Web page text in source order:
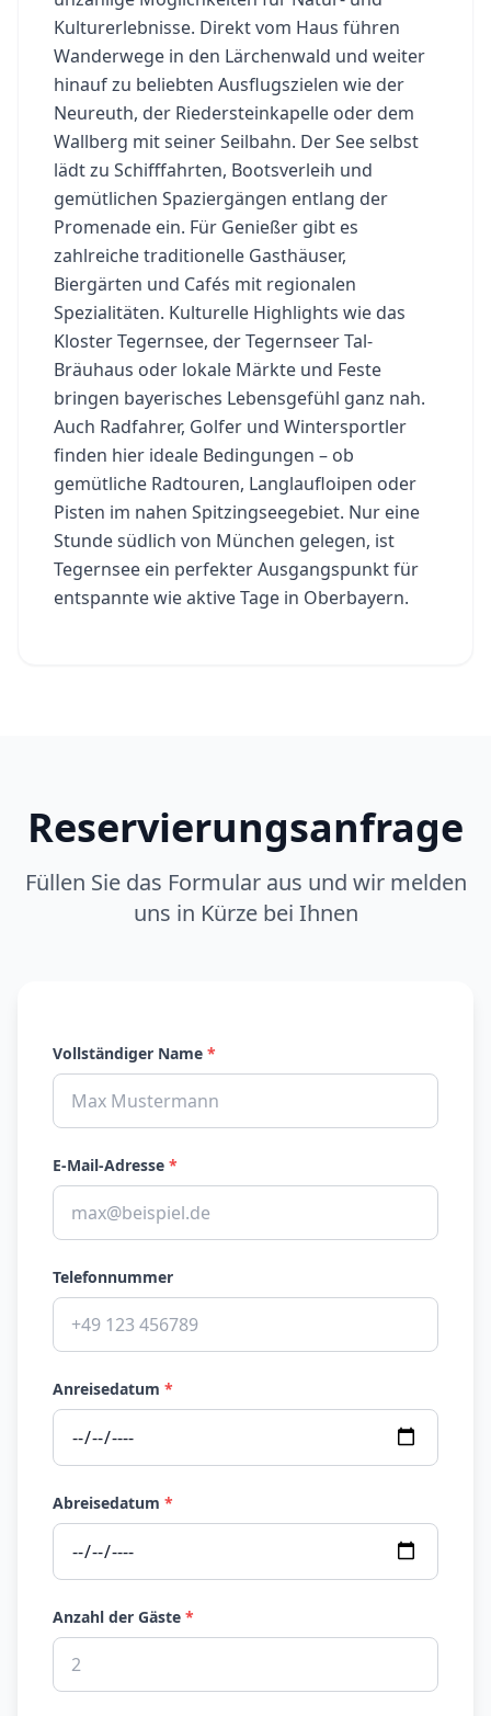
Kulturerlebnisse. Direkt vom Haus führen
Wanderwege in den Lärchenwald und weiter
hinauf zu beliebten Ausflugszielen wie der
Neureuth, der Riedersteinkapelle oder dem
Wallberg mit seiner Seilbahn. Der See selbst
lädt zu Schifffahrten, Bootsverleih und
gemütlichen Spaziergängen entlang der
Promenade ein. Für Genießer gibt es
zahlreiche traditionelle Gasthäuser,
Biergärten und Cafés mit regionalen
Spezialitäten. Kulturelle Highlights wie das
Kloster Tegernsee, der Tegernseer Tal-
Bräuhaus oder lokale Märkte und Feste
bringen bayerisches Lebensgefühl ganz nah.
Auch Radfahrer, Golfer und Wintersportler
finden hier ideale Bedingungen – ob
gemütliche Radtouren, Langlaufloipen oder
Pisten im nahen Spitzingseegebiet. Nur eine
Stunde südlich von München gelegen, ist
Tegernsee ein perfekter Ausgangspunkt für
entspannte wie aktive Tage in Oberbayern.
Reservierungsanfrage
Füllen Sie das Formular aus und wir melden
uns in Kürze bei Ihnen
Vollständiger Name *
E-Mail-Adresse *
Telefonnummer
Anreisedatum *
Abreisedatum *
Anzahl der Gäste *